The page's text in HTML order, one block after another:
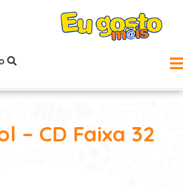
– CD Faixa 32